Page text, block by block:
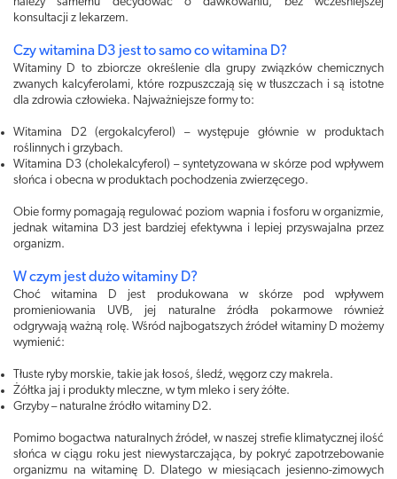
konsultacji z lekarzem.
Czy witamina D3 jest to samo co witamina D?
Witaminy D to zbiorcze określenie dla grupy związków chemicznych
zwanych kalcyferolami, które rozpuszczają się w tłuszczach i są istotne
dla zdrowia człowieka. Najważniejsze formy to:
Witamina D2 (ergokalcyferol) – występuje głównie w produktach
roślinnych i grzybach.
Witamina D3 (cholekalcyferol) – syntetyzowana w skórze pod wpływem
słońca i obecna w produktach pochodzenia zwierzęcego.
Obie formy pomagają regulować poziom wapnia i fosforu w organizmie,
jednak witamina D3 jest bardziej efektywna i lepiej przyswajalna przez
organizm.
W czym jest dużo witaminy D?
Choć witamina D jest produkowana w skórze pod wpływem
promieniowania UVB, jej naturalne źródła pokarmowe również
odgrywają ważną rolę. Wśród najbogatszych źródeł witaminy D możemy
wymienić:
Tłuste ryby morskie, takie jak łosoś, śledź, węgorz czy makrela.
Żółtka jaj i produkty mleczne, w tym mleko i sery żółte.
Grzyby – naturalne źródło witaminy D2.
Pomimo bogactwa naturalnych źródeł, w naszej strefie klimatycznej ilość
słońca w ciągu roku jest niewystarczająca, by pokryć zapotrzebowanie
organizmu na witaminę D. Dlatego w miesiącach jesienno-zimowych